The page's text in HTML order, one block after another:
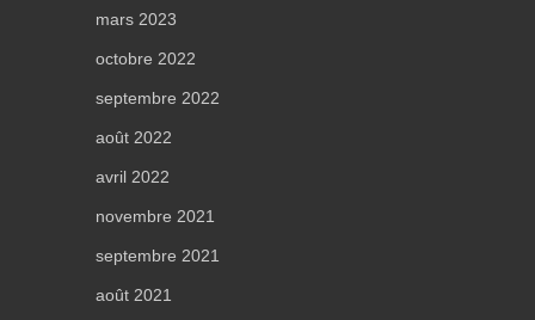
mars 2023
octobre 2022
septembre 2022
août 2022
avril 2022
novembre 2021
septembre 2021
août 2021